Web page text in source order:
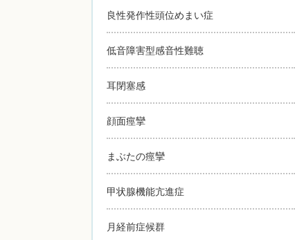
良性発作性頭位めまい症
低音障害型感音性難聴
耳閉塞感
顔面痙攣
まぶたの痙攣
甲状腺機能亢進症
月経前症候群